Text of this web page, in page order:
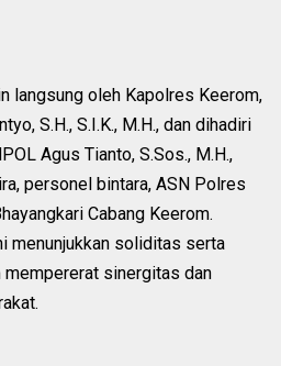
langsung oleh Kapolres Keerom,
S.H., S.I.K., M.H., dan dihadiri
Agus Tianto, S.Sos., M.H.,
personel bintara, ASN Polres
Cabang Keerom.
menunjukkan soliditas serta
sinergitas dan